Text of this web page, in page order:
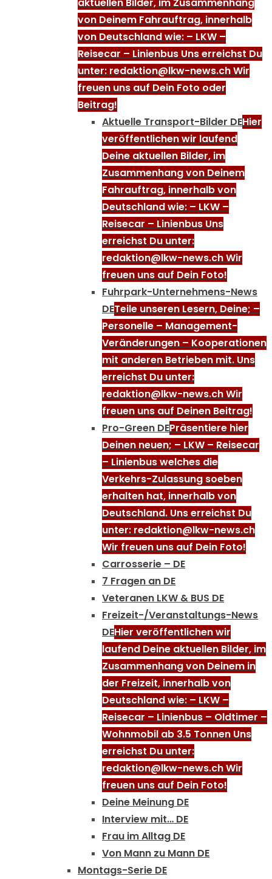
von Deinem Fahrauftrag, innerhalb
von Deutschland wie: – LKW –
Reisecar – Linienbus Uns erreichst Du
unter: redaktion@lkw-news.ch Wir
freuen uns auf Dein Foto oder
Beitrag!
Aktuelle Transport-Bilder DEHier
veröffentlichen wir laufend
Deine aktuellen Bilder, im
Zusammenhang von Deinem
Fahrauftrag, innerhalb von
Deutschland wie: – LKW –
Reisecar – Linienbus Uns
erreichst Du unter:
redaktion@lkw-news.ch Wir
freuen uns auf Dein Foto!
Fuhrpark-Unternehmens-News
DETeile unseren Lesern, Deine; –
Personelle – Management-
Veränderungen – Kooperationen
mit anderen Betrieben mit. Uns
erreichst Du unter:
redaktion@lkw-news.ch Wir
freuen uns auf Deinen Beitrag!
Pro-Green DEPräsentiere hier
Deinen neuen; – LKW – Reisecar
– Linienbus welches die
Verkehrs-Zulassung soeben
erhalten hat, innerhalb von
Deutschland. Uns erreichst Du
unter: redaktion@lkw-news.ch
Wir freuen uns auf Dein Foto!
Carrosserie – DE
7 Fragen an DE
Veteranen LKW & BUS DE
Freizeit-/Veranstaltungs-News
DEHier veröffentlichen wir
laufend Deine aktuellen Bilder, im
Zusammenhang von Deinem in
der Freizeit, innerhalb von
Deutschland wie: – LKW –
Reisecar – Linienbus – Oldtimer –
Wohnmobil ab 3.5 Tonnen Uns
erreichst Du unter:
redaktion@lkw-news.ch Wir
freuen uns auf Dein Foto!
Deine Meinung DE
Interview mit… DE
Frau im Alltag DE
Von Mann zu Mann DE
Montags-Serie DE